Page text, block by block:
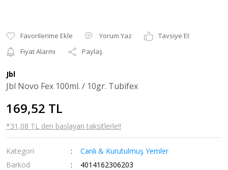
Yorum Yaz
Tavsiye Et
Fiyat Alarmı
Paylaş
Jbl
Jbl Novo Fex 100ml. / 10gr. Tubifex
169,52 TL
*31,08 TL den başlayan taksitlerle!!
Kategori
Canlı & Kurutulmuş Yemler
Barkod
4014162306203